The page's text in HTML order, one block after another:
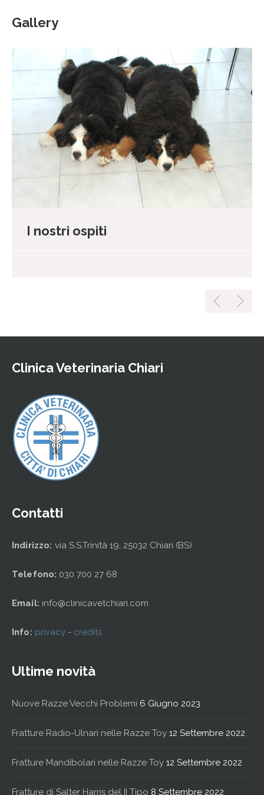
Gallery
I nostri ospiti
Clinica Veterinaria Chiari
Contatti
Indirizzo: via S.S.Trinità 19, 25032 Chiari (BS)
Telefono: 030 700 27 68
Email: info@clinicavetchiari.com
Info: privacy - credits
Ultime novità
Nuove Razze Vecchi Problemi 6 Giugno 2023
Fratture Radio-Ulnari nelle Razze Toy 12 Settembre 2022
Fratture Mandibolari nelle Razze Toy 12 Settembre 2022
Fratture di Salter Harris del II Tipo 8 Settembre 2022